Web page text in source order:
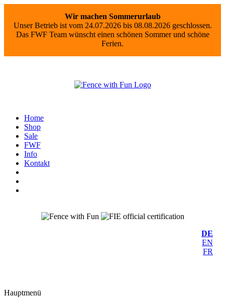
Wir machen Sommerurlaub
Unser Betrieb ist vom 24.07.2026 bis 08.08.2026 geschlossen.
Das FWF Team wünscht einen schönen Sommer und schöne
Ferien.
Home
Shop
Sale
FWF
Info
Kontakt
DE
EN
FR
Hauptmenü